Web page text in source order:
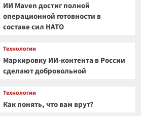
ИИ Maven достиг полной
операционной готовности в
составе сил НАТО
Технологии
Маркировку ИИ-контента в России
сделают добровольной
Технологии
Как понять, что вам врут?